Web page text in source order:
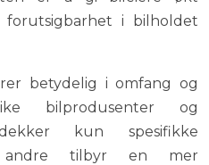
i bilholdet
betydelig i omfang og
bilprodusenter og
kun spesifikke
andre tilbyr en mer